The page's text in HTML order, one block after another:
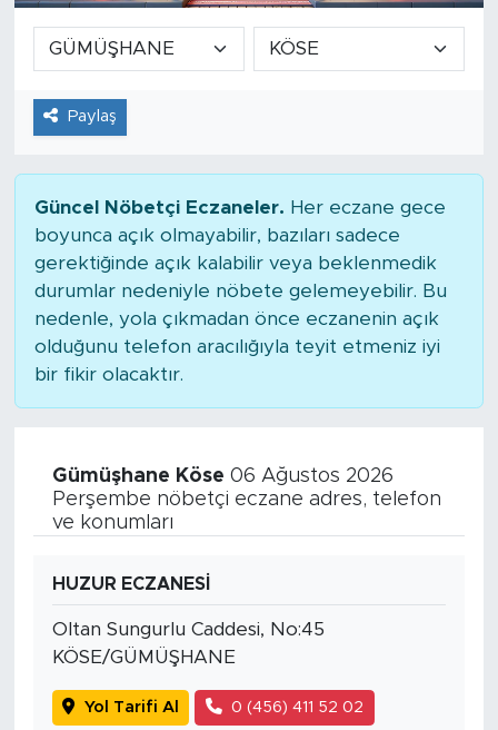
Paylaş
Güncel Nöbetçi Eczaneler. Her eczane gece
boyunca açık olmayabilir, bazıları sadece
gerektiğinde açık kalabilir veya beklenmedik
durumlar nedeniyle nöbete gelemeyebilir. Bu
nedenle, yola çıkmadan önce eczanenin açık
olduğunu telefon aracılığıyla teyit etmeniz iyi
bir fikir olacaktır.
Gümüşhane Köse 06 Ağustos 2026
Perşembe nöbetçi eczane adres, telefon
ve konumları
HUZUR ECZANESİ
Oltan Sungurlu Caddesi, No:45
KÖSE/GÜMÜŞHANE
Yol Tarifi Al 0 (456) 411 52 02